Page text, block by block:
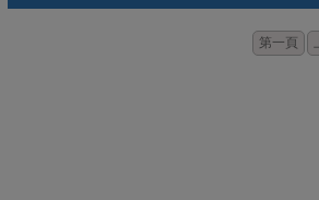
第一頁